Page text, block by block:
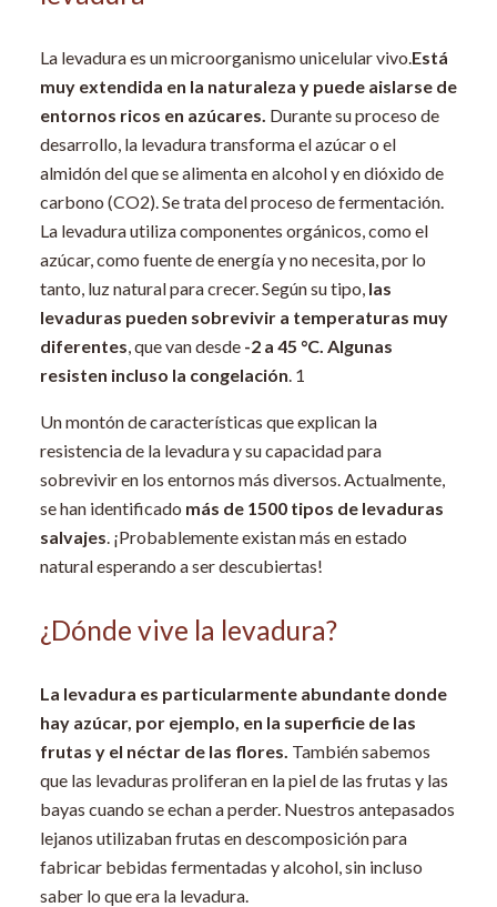
La levadura es un microorganismo unicelular vivo. Está
muy extendida en la naturaleza y puede aislarse de
entornos ricos en azúcares. Durante su proceso de
desarrollo, la levadura transforma el azúcar o el
almidón del que se alimenta en alcohol y en dióxido de
carbono (CO2). Se trata del proceso de fermentación.
La levadura utiliza componentes orgánicos, como el
azúcar, como fuente de energía y no necesita, por lo
tanto, luz natural para crecer. Según su tipo, las
levaduras pueden sobrevivir a temperaturas muy
diferentes , que van desde -2 a 45 °C. Algunas
resisten incluso la congelación 1
Un montón de características que explican la
resistencia de la levadura y su capacidad para
sobrevivir en los entornos más diversos. Actualmente,
se han identificado más de 1500 tipos de levaduras
salvajes . ¡Probablemente existan más en estado
natural esperando a ser descubiertas!
¿Dónde vive la levadura?
La levadura es particularmente abundante donde
hay azúcar, por ejemplo, en la superficie de las
frutas y el néctar de las flores. También sabemos
que las levaduras proliferan en la piel de las frutas y las
bayas cuando se echan a perder. Nuestros antepasados
lejanos utilizaban frutas en descomposición para
fabricar bebidas fermentadas y alcohol, sin incluso
saber lo que era la levadura.